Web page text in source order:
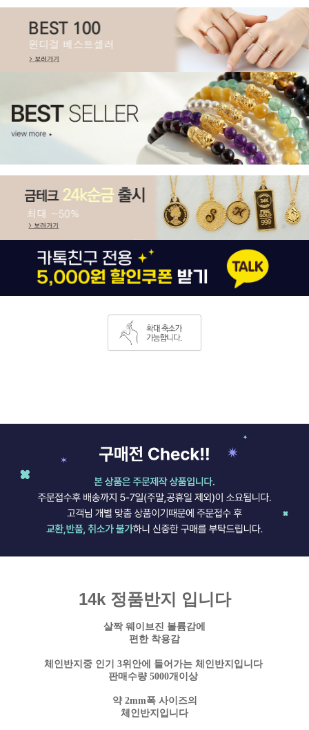
14k 정품반지 입니다
살짝 웨이브진 볼륨감에
편한 착용감
체인반지중 인기 3위안에 들어가는 체인반지입니다
판매수량 5000개이상
약 2mm폭 사이즈의
체인반지입니다